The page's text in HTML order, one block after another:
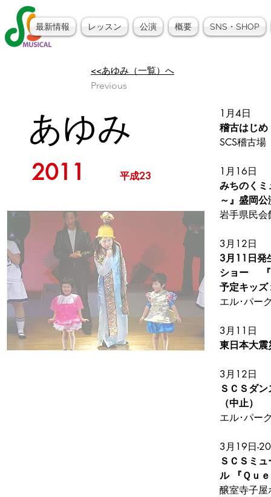
最新情報 レッスン 公演 概要 SNS・SHOP
<<あゆみ（一覧）へ
Previous
あゆみ
2011 平成23
1月4日
稽古はじめ
SCS稽古場
1月16日
みちのくミ
～』盛岡
岩手県民
3月12日
3月11日発
ショー 　
予定キッズ
エル･パー
3月11日
東日本大震
3月12日
ＳＣＳダ
（中止）
エル･パー
3月19日-
ＳＣＳミ
ル 『Ｑｕ
醸室寺子